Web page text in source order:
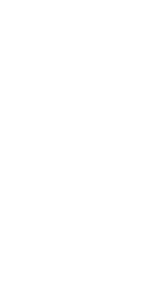
R90, R93, S95, S96)